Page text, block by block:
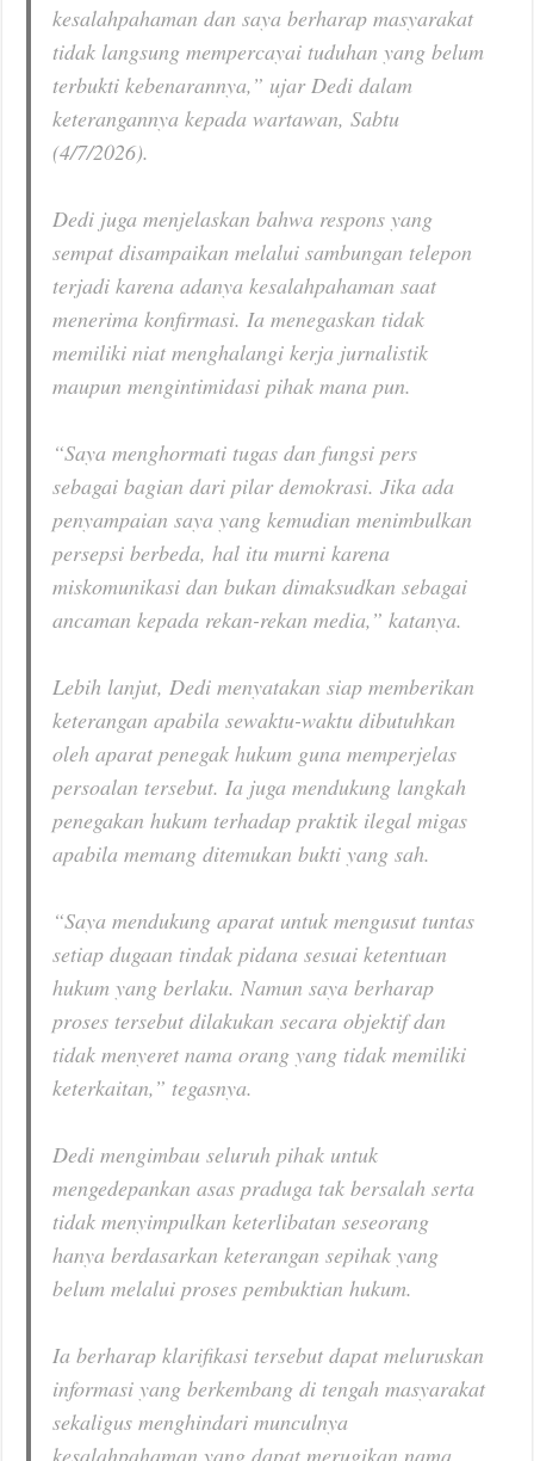
kesalahpahaman dan saya berharap masyarakat
tidak langsung mempercayai tuduhan yang belum
terbukti kebenarannya,” ujar Dedi dalam
keterangannya kepada wartawan, Sabtu
(4/7/2026).
Dedi juga menjelaskan bahwa respons yang
sempat disampaikan melalui sambungan telepon
terjadi karena adanya kesalahpahaman saat
menerima konfirmasi. Ia menegaskan tidak
memiliki niat menghalangi kerja jurnalistik
maupun mengintimidasi pihak mana pun.
“Saya menghormati tugas dan fungsi pers
sebagai bagian dari pilar demokrasi. Jika ada
penyampaian saya yang kemudian menimbulkan
persepsi berbeda, hal itu murni karena
miskomunikasi dan bukan dimaksudkan sebagai
ancaman kepada rekan-rekan media,” katanya.
Lebih lanjut, Dedi menyatakan siap memberikan
keterangan apabila sewaktu-waktu dibutuhkan
oleh aparat penegak hukum guna memperjelas
persoalan tersebut. Ia juga mendukung langkah
penegakan hukum terhadap praktik ilegal migas
apabila memang ditemukan bukti yang sah.
“Saya mendukung aparat untuk mengusut tuntas
setiap dugaan tindak pidana sesuai ketentuan
hukum yang berlaku. Namun saya berharap
proses tersebut dilakukan secara objektif dan
tidak menyeret nama orang yang tidak memiliki
keterkaitan,” tegasnya.
Dedi mengimbau seluruh pihak untuk
mengedepankan asas praduga tak bersalah serta
tidak menyimpulkan keterlibatan seseorang
hanya berdasarkan keterangan sepihak yang
belum melalui proses pembuktian hukum.
Ia berharap klarifikasi tersebut dapat meluruskan
informasi yang berkembang di tengah masyarakat
sekaligus menghindari munculnya
kesalahpahaman yang dapat merugikan nama